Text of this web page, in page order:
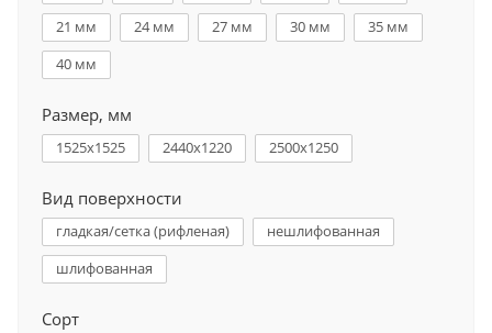
21 мм
24 мм 27 мм 30 мм
35 мм
40 мм
Размер, мм
1525х1525 2440x1220 2500х1250
Вид поверхности
гладкая/сетка (рифленая)
нешлифованная
шлифованная
Сорт